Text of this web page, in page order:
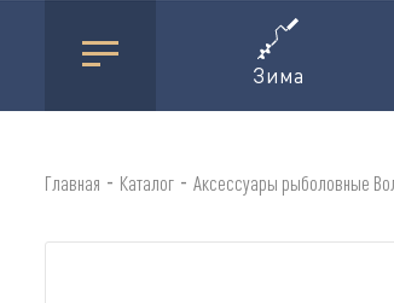
Зима
Главная - Каталог - Аксессуары рыболовные